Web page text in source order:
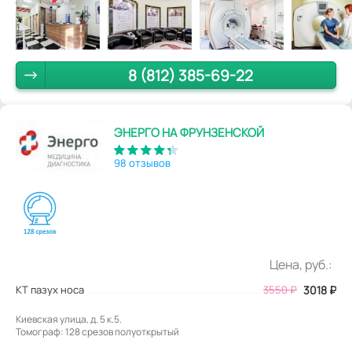
8 (812) 385-69-22
ЭНЕРГО НА ФРУНЗЕНСКОЙ
98 отзывов
Цена, руб.:
КТ пазух носа 3550₽ 3018 ₽
Киевская улица, д. 5 к.5.
Томограф: 128 срезов полуоткрытый